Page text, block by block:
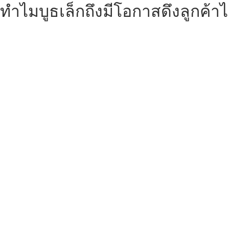
ทำไมบูธเล็กถึงมีโอกาสดึงลูกค้า